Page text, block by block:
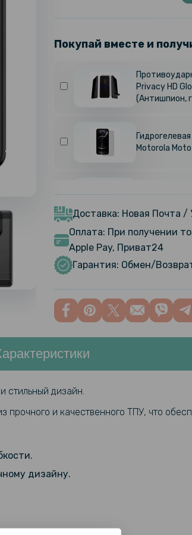
Покупай вместе и
Privacy HD
(Антишпион,
Motorola
Motorola
Матовая
Чехол -
Motorola Moto
Hydrogel Film
Transparent
Защитное
Доставка: Новая Почта /
Оплата: При получении
Apple Pay, Приват24
Гарантия: Обмен/
стильный дизайн.
и качественного ТПУ, что
дизайну.